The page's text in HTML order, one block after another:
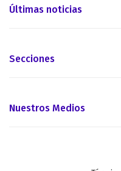
Últimas noticias
Secciones
Nuestros Medios